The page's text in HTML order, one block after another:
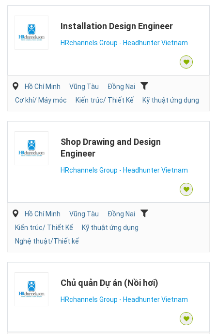
Installation Design Engineer
HRchannels Group - Headhunter Vietnam
Hồ Chí Minh Vũng Tàu
Đồng Nai
Cơ khí/ Máy móc
Kiến trúc/ Thiết Kế Kỹ thuật ứng dụng
Shop Drawing and Design
Engineer
HRchannels Group - Headhunter Vietnam
Hồ Chí Minh Vũng Tàu
Đồng Nai
Kiến trúc/ Thiết Kế
Kỹ thuật ứng dụng
Nghệ thuật/Thiết kế
Chủ quản Dự án (Nồi hơi)
HRchannels Group - Headhunter Vietnam